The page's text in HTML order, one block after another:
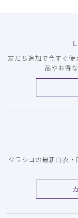
友だち追加で今すぐ
品やお得
クラシコの最新白衣